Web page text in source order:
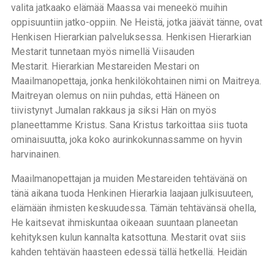
valita jatkaako elämää Maassa vai meneekö muihin
oppisuuntiin jatko-oppiin. Ne Heistä, jotka jäävät tänne, ovat
Henkisen Hierarkian palveluksessa. Henkisen Hierarkian
Mestarit tunnetaan myös nimellä Viisauden
Mestarit. Hierarkian Mestareiden Mestari on
Maailmanopettaja, jonka henkilökohtainen nimi on Maitreya.
Maitreyan olemus on niin puhdas, että Häneen on
tiivistynyt Jumalan rakkaus ja siksi Hän on myös
planeettamme Kristus. Sana Kristus tarkoittaa siis tuota
ominaisuutta, joka koko aurinkokunnassamme on hyvin
harvinainen.
Maailmanopettajan ja muiden Mestareiden tehtävänä on
tänä aikana tuoda Henkinen Hierarkia laajaan julkisuuteen,
elämään ihmisten keskuudessa. Tämän tehtävänsä ohella,
He kaitsevat ihmiskuntaa oikeaan suuntaan planeetan
kehityksen kulun kannalta katsottuna. Mestarit ovat siis
kahden tehtävän haasteen edessä tällä hetkellä. Heidän